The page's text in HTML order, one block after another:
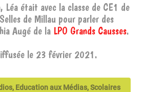
Léa était avec la classe de CE1 de
de Millau pour parler des
Augé de la LPO Grands Causses.
le 23 février 2021.
Education aux Médias, Scolaires